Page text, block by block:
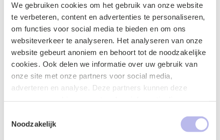
We gebruiken cookies om het gebruik van onze website
te verbeteren, content en advertenties te personaliseren,
om functies voor social media te bieden en om ons
websiteverkeer te analyseren. Het analyseren van onze
website gebeurt anoniem en behoort tot de noodzakelijke
cookies. Ook delen we informatie over uw gebruik van
onze site met onze partners voor social media,
adverteren en analyse. Deze partners kunnen deze
uw gebruik van hun services.
Noodzakelijk
werkt.
Uit de stukken ontstaat bij de rechtbank het beeld dat
de door de Software ontwikkelaar voor de
Opdrachtgever ontwikkelde en gebouwde software
niet binnen een redelijke termijn heeft voldaan aan de
eisen, die de Opdrachtgever mocht stellen aan hetgeen
zij bij de Software ontwikkelaar had besteld. De
Software ontwikkelaar heeft ook niet gesteld, dat dit